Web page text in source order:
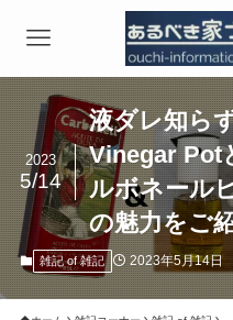
液ダレ知ら
Vinegar Pot
ルボネール
の魅力をご
2023
5/14
雑記 of 雑記 2023年5月14日